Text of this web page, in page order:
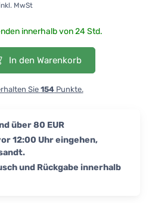
inkl. MwSt
innerhalb von 24 Std.
In den Warenkorb
Sie 154Punkte.
über 80 EUR
12:00 Uhr eingehen,
und Rückgabe innerhalb